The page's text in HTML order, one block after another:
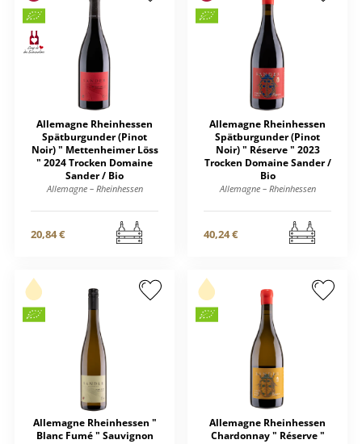
Allemagne Rheinhessen
Spätburgunder (Pinot
Noir) " Mettenheimer Löss
" 2024 Trocken Domaine
Sander / Bio
Allemagne – Rheinhessen
20,84 €
Allemagne Rheinhessen
Spätburgunder (Pinot
Noir) " Réserve " 2023
Trocken Domaine Sander /
Bio
Allemagne – Rheinhessen
40,24 €
Allemagne Rheinhessen "
Blanc Fumé " Sauvignon
Allemagne Rheinhessen
Chardonnay " Réserve "